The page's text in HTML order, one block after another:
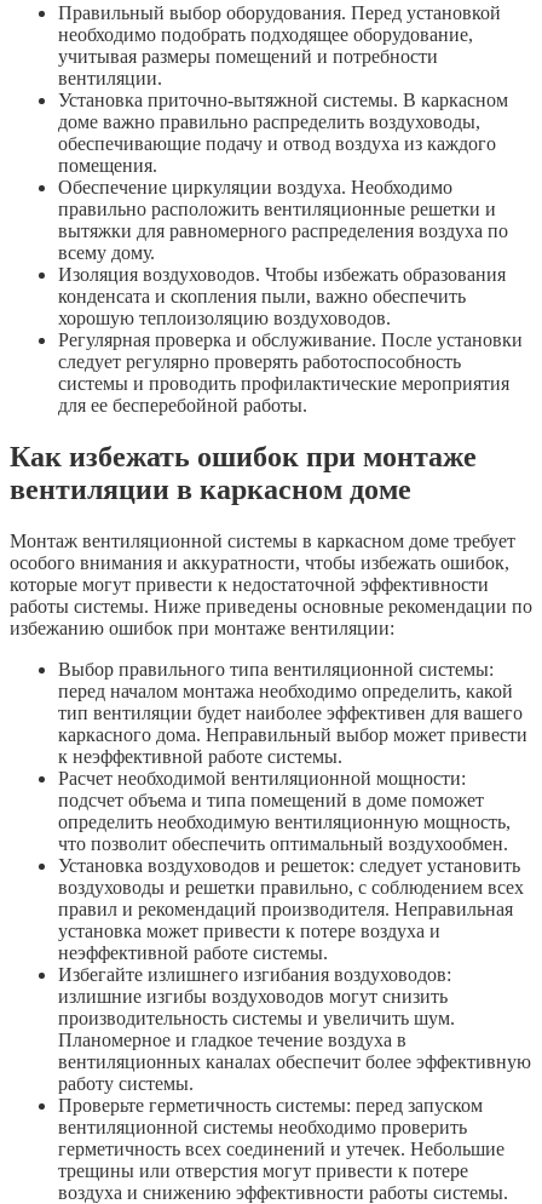
Правильный выбор оборудования. Перед установкой
необходимо подобрать подходящее оборудование,
учитывая размеры помещений и потребности
вентиляции.
Установка приточно-вытяжной системы. В каркасном
доме важно правильно распределить воздуховоды,
обеспечивающие подачу и отвод воздуха из каждого
помещения.
Обеспечение циркуляции воздуха. Необходимо
правильно расположить вентиляционные решетки и
вытяжки для равномерного распределения воздуха по
всему дому.
Изоляция воздуховодов. Чтобы избежать образования
конденсата и скопления пыли, важно обеспечить
хорошую теплоизоляцию воздуховодов.
Регулярная проверка и обслуживание. После установки
следует регулярно проверять работоспособность
системы и проводить профилактические мероприятия
для ее бесперебойной работы.
Как избежать ошибок при монтаже
вентиляции в каркасном доме
Монтаж вентиляционной системы в каркасном доме требует
особого внимания и аккуратности, чтобы избежать ошибок,
которые могут привести к недостаточной эффективности
работы системы. Ниже приведены основные рекомендации по
избежанию ошибок при монтаже вентиляции:
Выбор правильного типа вентиляционной системы:
перед началом монтажа необходимо определить, какой
тип вентиляции будет наиболее эффективен для вашего
каркасного дома. Неправильный выбор может привести
к неэффективной работе системы.
Расчет необходимой вентиляционной мощности:
подсчет объема и типа помещений в доме поможет
определить необходимую вентиляционную мощность,
что позволит обеспечить оптимальный воздухообмен.
Установка воздуховодов и решеток: следует установить
воздуховоды и решетки правильно, с соблюдением всех
правил и рекомендаций производителя. Неправильная
установка может привести к потере воздуха и
неэффективной работе системы.
Избегайте излишнего изгибания воздуховодов:
излишние изгибы воздуховодов могут снизить
производительность системы и увеличить шум.
Планомерное и гладкое течение воздуха в
вентиляционных каналах обеспечит более эффективную
работу системы.
Проверьте герметичность системы: перед запуском
вентиляционной системы необходимо проверить
герметичность всех соединений и утечек. Небольшие
трещины или отверстия могут привести к потере
воздуха и снижению эффективности работы системы.